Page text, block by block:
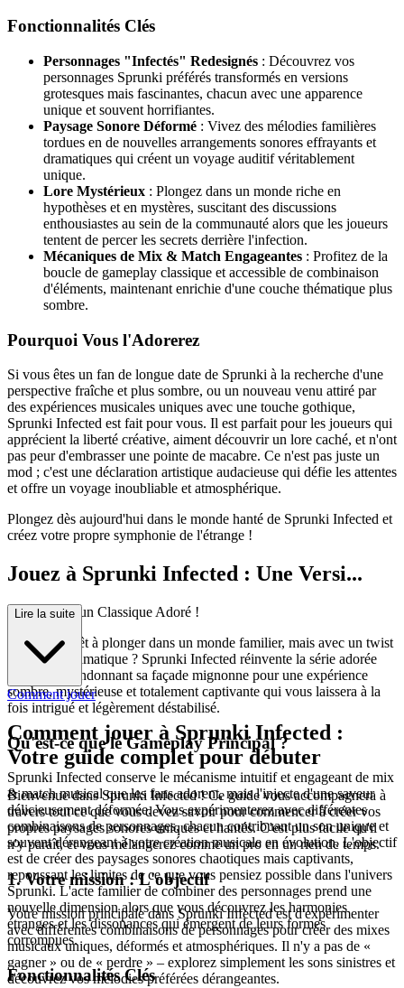
Fonctionnalités Clés
Personnages "Infectés" Redesignés : Découvrez vos
personnages Sprunki préférés transformés en versions
grotesques mais fascinantes, chacun avec une apparence
unique et souvent horrifiantes.
Paysage Sonore Déformé : Vivez des mélodies familières
tordues en de nouvelles arrangements sonores effrayants et
dramatiques qui créent un voyage auditif véritablement
unique.
Lore Mystérieux : Plongez dans un monde riche en
hypothèses et en mystères, suscitant des discussions
enthousiastes au sein de la communauté alors que les joueurs
tentent de percer les secrets derrière l'infection.
Mécaniques de Mix & Match Engageantes : Profitez de la
boucle de gameplay classique et accessible de combinaison
d'éléments, maintenant enrichie d'une couche thématique plus
sombre.
Pourquoi Vous l'Adorerez
Si vous êtes un fan de longue date de Sprunki à la recherche d'une
perspective fraîche et plus sombre, ou un nouveau venu attiré par
des expériences musicales uniques avec une touche gothique,
Sprunki Infected est fait pour vous. Il est parfait pour les joueurs qui
apprécient la liberté créative, aiment découvrir un lore caché, et n'ont
pas peur d'embrasser une pointe de macabre. Ce n'est pas juste un
mod ; c'est une déclaration artistique audacieuse qui défie les attentes
et offre un voyage inoubliable et atmosphérique.
Plongez dès aujourd'hui dans le monde hanté de Sprunki Infected et
créez votre propre symphonie de l'étrange !
Jouez à Sprunki Infected : Une Versi...
on Tordue d'un Classique Adoré !
Êtes-vous prêt à plonger dans un monde familier, mais avec un twist
glaçant et dramatique ? Sprunki Infected réinvente la série adorée
Sprunki, abandonnant sa façade mignonne pour une expérience
sombre, mystérieuse et totalement captivante qui vous laissera à la
fois intrigué et légèrement déstabilisé.
Qu'est-ce que le Gameplay Principal ?
Sprunki Infected conserve le mécanisme intuitif et engageant de mix
& match musical que les fans adorent, mais l'injecte d'une saveur
délicieusement déformée. Vous expérimenterez avec différentes
combinaisons de personnages, chacun contribuant un son unique et
souvent dérangeant à votre création musicale en évolution. L'objectif
est de créer des paysages sonores chaotiques mais captivants,
repoussant les limites de ce que vous pensiez possible dans l'univers
Sprunki. L'acte familier de combiner des personnages prend une
nouvelle dimension alors que vous découvrez les harmonies
étranges et les dissonances qui émergent de leurs formes
corrompues.
Fonctionnalités Clés
Lire la suite
Comment jouer
Comment jouer à Sprunki Infected :
Votre guide complet pour débuter
Bienvenue dans Sprunki Infected ! Ce guide vous accompagnera à
travers tout ce que vous devez savoir pour commencer à créer vos
propres paysages sonores uniques et hantés. C'est plus facile qu'il
n'y paraît, et vous mélangerez comme un pro en un rien de temps.
1. Votre mission : L'objectif
Votre mission principale dans Sprunki Infected est d'expérimenter
avec différentes combinaisons de personnages pour créer des mixes
musicaux uniques, déformés et atmosphériques. Il n'y a pas de «
gagner » ou de « perdre » – explorez simplement les sons sinistres et
découvrez vos mélodies préférées dérangeantes.